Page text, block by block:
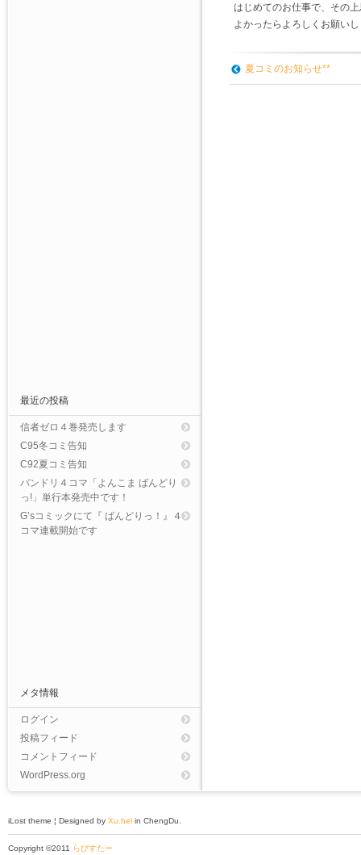
はじめてのお仕事で、その
よかったらよろしくお願い
夏コミのお知らせ**
最近の投稿
信者ゼロ４巻発売します
C95冬コミ告知
C92夏コミ告知
バンドリ４コマ「よんこま ばんどり
っ!」単行本発売中です！
G’sコミックにて『 ばんどりっ！』４
コマ連載開始です
メタ情報
ログイン
投稿フィード
コメントフィード
WordPress.org
iLost theme ¦ Designed by Xu.hel in ChengDu.
Copyright ©2011 らびすたー